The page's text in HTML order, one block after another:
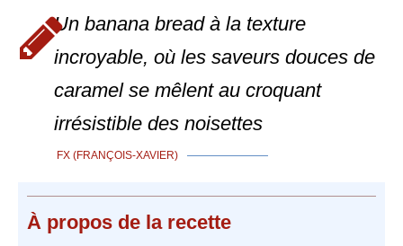
Un banana bread à la texture
incroyable, où les saveurs douces de
caramel se mêlent au croquant
irrésistible des noisettes
FX (FRANÇOIS-XAVIER)
À propos de la recette